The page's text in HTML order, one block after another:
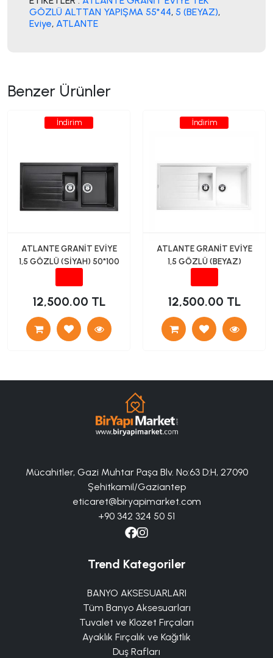
GÖZLÜ ALTTAN YAPIŞMA 55*44, 5 (BEYAZ),
Eviye, ATLANTE
Benzer Ürünler
İndirim
ATLANTE GRANİT EVİYE
1,5 GÖZLÜ (SİYAH) 50*100
12,500.00 TL
İndirim
ATLANTE GRANİT EVİYE
1,5 GÖZLÜ (BEYAZ)
12,500.00 TL
Mücahitler, Gazi Muhtar Paşa Blv. No:63 D:H, 27090
Şehitkamil/Gaziantep
eticaret@biryapimarket.com
+90 342 324 50 51
Trend Kategoriler
BANYO AKSESUARLARI
Tüm Banyo Aksesuarları
Tuvalet ve Klozet Fırçaları
Ayaklık Fırçalık ve Kağıtlık
Duş Rafları